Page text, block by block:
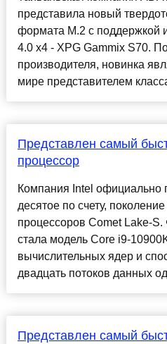
представила новый
формата M.2 с поддержкой
4.0 x4 - XPG Gammix S70.
производителя, новинка
мире представителем
Представлен самый
процессор
Компания Intel официально
десятое по счету,
процессоров Comet Lake-
стала модель Core i9-
вычислительных ядер и
двадцать потоков данных
Представлен самый